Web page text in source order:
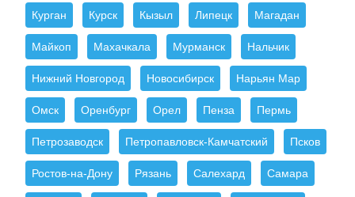
Курган Курск Кызыл Липецк Магадан
Майкоп Махачкала Мурманск Нальчик
Нижний Новгород Новосибирск Нарьян Мар
Омск Оренбург Орел Пенза Пермь
Петрозаводск Петропавловск-Камчатский Псков
Ростов-на-Дону Рязань Салехард Самара